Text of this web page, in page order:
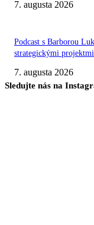
7. augusta 2026
Podcast s Barborou
strategickými projektmi.
7. augusta 2026
Sledujte nás na